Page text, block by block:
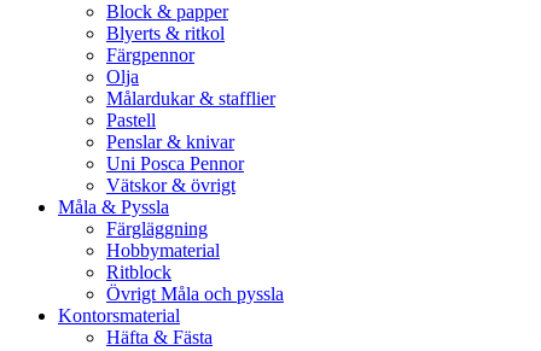
Block & papper
Blyerts & ritkol
Färgpennor
Olja
Målardukar & stafflier
Pastell
Penslar & knivar
Uni Posca Pennor
Vätskor & övrigt
Måla & Pyssla
Färgläggning
Hobbymaterial
Ritblock
Övrigt Måla och pyssla
Kontorsmaterial
Häfta & Fästa